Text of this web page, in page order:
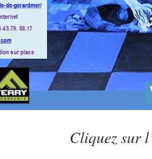
Cliquez sur